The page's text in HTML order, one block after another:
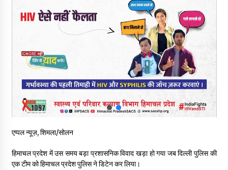
भवन एवं अन्य सन्निर्माण कामगार शीघ्र करवाएं ई-श्रम पोर्टल पर पंजीकरण
05/08/2026
ऊना में PWD का जेई 8 हजार रुपये रिश्वत लेते गिरफ्तार, ठेकेदार का बिल
स्वास्थ्य विभाग की खरीद में घोटाले की आशंका, स्वतंत्र जांच की मांग, भाजपा
ने कहा- “हर पैसे का हिसाब जनता को मिले”
भाजपा का कांग्रेस सरकार पर हमला, प्रतिशोध की राजनीति के खिलाफ कल
शिमला में प्रदर्शन, मानसून सत्र में सरकार को घेरने की तैयारी
एप्पल न्यूज़, शिमला/सोलन
हिमाचल प्रदेश में उस समय बड़ा प्रशासनिक विवाद खड़ा हो गया जब दिल्ली पुलिस की
एक टीम को हिमाचल प्रदेश पुलिस ने डिटेन कर लिया।